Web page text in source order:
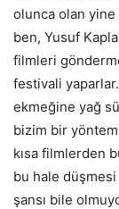
olunca olan yine
ben, Yusuf
filmleri
festivali yaparlar.
ekmeğine yağ
bizim bir yöntem
kısa filmlerden
bu hale düşmesi
şansı bile